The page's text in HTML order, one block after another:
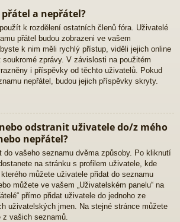
přátel a nepřátel?
k rozdělení ostatních členů fóra. Uživatelé
přátel budou zobrazeni ve vašem
k nim měli rychlý přístup, viděli jejich online
zprávy. V závislosti na použitém
i příspěvky od těchto uživatelů. Pokud
nepřátel, budou jejich příspěvky skryty.
odstranit uživatele do/z mého
nepřátel?
do vašeho seznamu dvěma způsoby. Po kliknutí
na stránku s profilem uživatele, kde
můžete uživatele přidat do seznamu
můžete ve vašem „Uživatelském panelu“ na
přímo přidat uživatele do jednoho ze
uživatelských jmen. Na stejné stránce můžete
vašich seznamů.